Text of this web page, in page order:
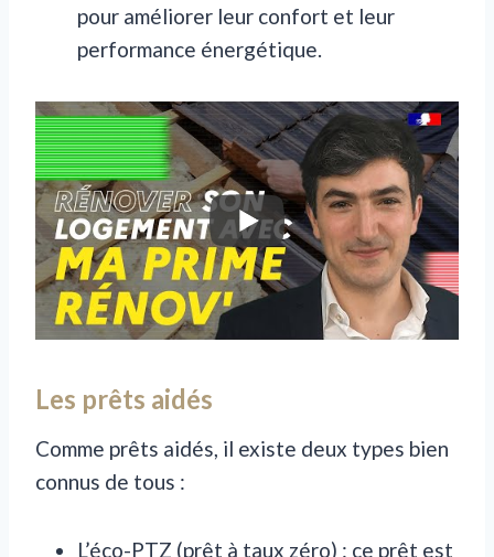
pour améliorer leur confort et leur
performance énergétique.
Les prêts aidés
Comme prêts aidés, il existe deux types bien
connus de tous :
L’éco-PTZ (prêt à taux zéro) : ce prêt est